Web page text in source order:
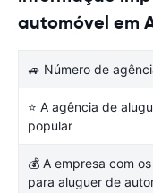
automóvel em
🚙 Número de
⭐ A agência de
popular
💰 A empresa com
para aluguer de